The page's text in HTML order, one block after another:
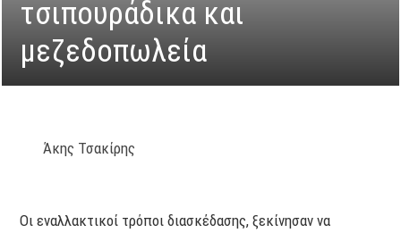
τσιπουράδικα και
μεζεδοπωλεία
Άκης Τσακίρης
Οι εναλλακτικοί τρόποι διασκέδασης, ξεκίνησαν να